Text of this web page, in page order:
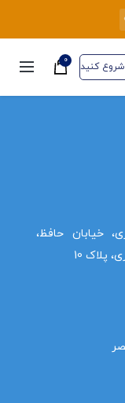
شروع کنید 0
خیابان حافظ،
پلاک 10